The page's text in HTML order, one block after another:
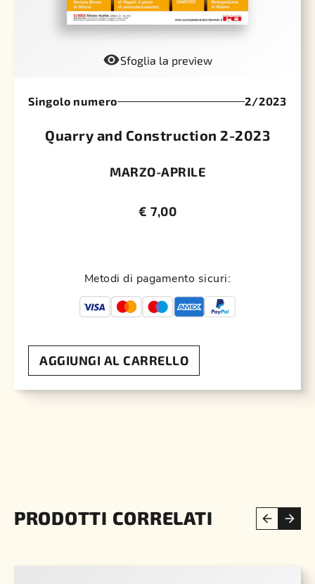
Sfoglia la preview
Singolo numero 2/2023
Quarry and Construction 2-2023
MARZO-APRILE
€ 7,00
Metodi di pagamento sicuri:
AGGIUNGI AL CARRELLO
PRODOTTI CORRELATI